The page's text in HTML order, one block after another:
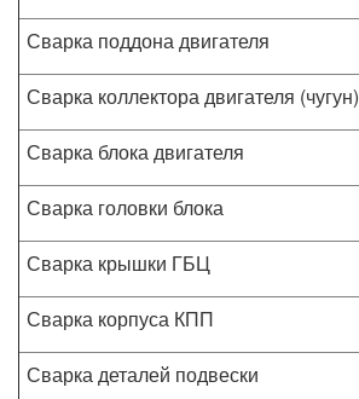
Сварка поддона двигателя
Сварка коллектора двигателя (чугун)
Сварка блока двигателя
Сварка головки блока
Сварка крышки ГБЦ
Сварка корпуса КПП
Сварка деталей подвески